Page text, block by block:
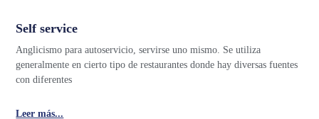
Self service
Anglicismo para autoservicio, servirse uno mismo. Se utiliza
generalmente en cierto tipo de restaurantes donde hay diversas fuentes
con diferentes
Leer más...